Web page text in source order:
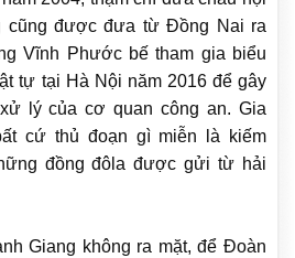
cũng được đưa từ Đồng Nai ra
Vĩnh Phước bế tham gia biểu
tự tại Hà Nội năm 2016 để gây
lý của cơ quan công an. Gia
cứ thủ đoạn gì miễn là kiếm
đồng đôla được gửi từ hải
Giang không ra mặt, để Đoàn